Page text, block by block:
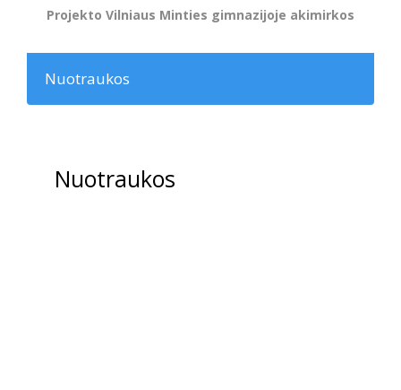
Projekto Vilniaus Minties gimnazijoje akimirkos
Nuotraukos
Nuotraukos